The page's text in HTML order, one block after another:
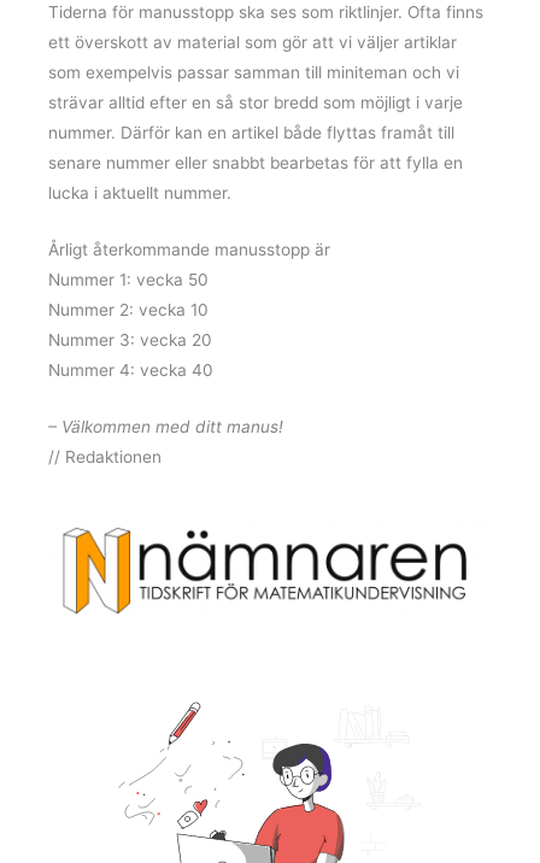
Tiderna för manusstopp ska ses som riktlinjer. Ofta finns
ett överskott av material som gör att vi väljer artiklar
som exempelvis passar samman till miniteman och vi
strävar alltid efter en så stor bredd som möjligt i varje
nummer. Därför kan en artikel både flyttas framåt till
senare nummer eller snabbt bearbetas för att fylla en
lucka i aktuellt nummer.
Årligt återkommande manusstopp är
Nummer 1: vecka 50
Nummer 2: vecka 10
Nummer 3: vecka 20
Nummer 4: vecka 40
– Välkommen med ditt manus!
// Redaktionen